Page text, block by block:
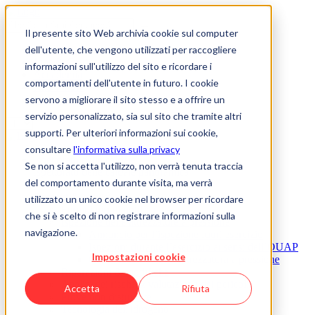
Il presente sito Web archivia cookie sul computer
dell'utente, che vengono utilizzati per raccogliere
informazioni sull'utilizzo del sito e ricordare i
comportamenti dell'utente in futuro. I cookie
servono a migliorare il sito stesso e a offrire un
servizio personalizzato, sia sul sito che tramite altri
supporti. Per ulteriori informazioni sui cookie,
consultarel'informativa sulla privacy
Se non si accetta l'utilizzo, non verrà tenuta traccia
del comportamento durante visita, ma verrà
utilizzato un unico cookie nel browser per ricordare
che si è scelto di non registrare informazioni sulla
navigazione.
Impostazioni cookie
Accetta Rifiuta
Salta
contenuto
principaleChi siamo
Jobs & Carriera
Know-how
Contatto
Ispettorato delle caldaie panoramica
Cisterne per liquidi nocivi alle acque
Compiti & attività
Ispezione delle attrezzature a pressione
Ispezioni durante l’esercizio ai sensi dell’OUAP
Cancellazione di un’attrezzatura a pressione
Riparazioni & modifiche
Analisi dei rischi & valutazione dei pericoli
Prove non distruttive